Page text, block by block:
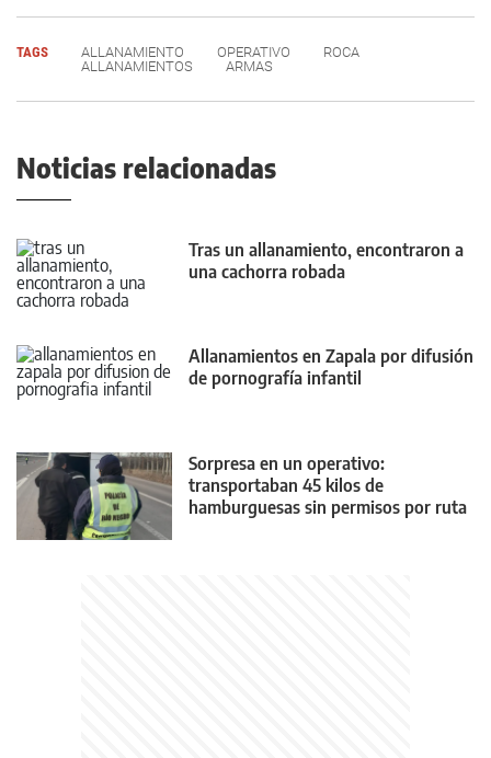
TAGS ALLANAMIENTO OPERATIVO
ROCA
ALLANAMIENTOS
ARMAS
Noticias relacionadas
Tras un allanamiento, encontraron a
una cachorra robada
Allanamientos en Zapala por difusión
de pornografía infantil
Sorpresa en un operativo:
transportaban 45 kilos de
hamburguesas sin permisos por ruta